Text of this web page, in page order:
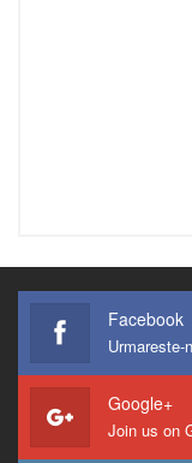
Facebook
Google+
Join us on